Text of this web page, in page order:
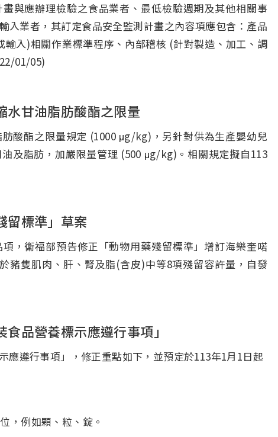
應辦理檢驗之食品業者、最低檢驗週期及其他相關事
入業者，其訂定食品安全監測計畫之內容項應包含：產品
入)相關作業標準程序、內部稽核 (針對製造、加工、調
01/05)
水甘油脂肪酸酯之限量
酯之限量規定 (1000 μg/kg)，另針對供為生產嬰幼兒
及脂肪，加嚴限量管理 (500 μg/kg)。相關規定擬自113
留標準」草案
衛福部預告修正「動物用藥殘留標準」增訂海樂奎喏
隻肌肉、肝、腎及脂(含皮)中等8項殘留容許量，自發
品營養標示應遵行事項」
遵行事項」，修正重點如下，並預定於113年1月1日起
，例如顆、粒、錠。